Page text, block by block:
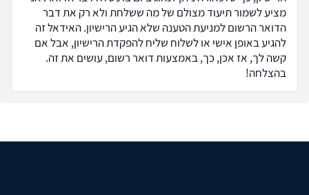
מציע לשמור תיעוד מצולם של מה ששלחת ולא רק את דבר
הדואר הרשום למניעת הטענה שלא הגיע הרישיון. האידאל זה
להגיע באופן אישי או לשלוח שליח להפקדת הרישיון, אבל אם
קשה לך, אז אכן, כך, באמצעות דואר רשום, עושים את זה.
בהצלחה!